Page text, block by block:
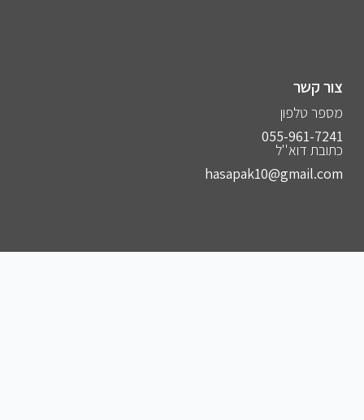
צור קשר
מספר טלפון
055-961-7241⁩
כתובת דוא''ל
hasapak10@gmail.com